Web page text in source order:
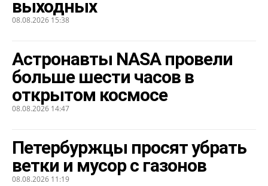
выходных
08.08.2026 15:38
Астронавты NASA провели
больше шести часов в
открытом космосе
08.08.2026 14:47
Петербуржцы просят убрать
ветки и мусор с газонов
08.08.2026 11:19